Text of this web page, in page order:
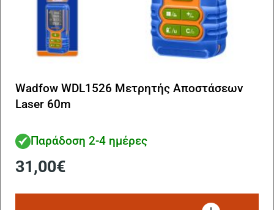
Wadfow WDL1526 Μετρητής Αποστάσεων
Laser 60m
Παράδοση 2-4 ημέρες
31,00€